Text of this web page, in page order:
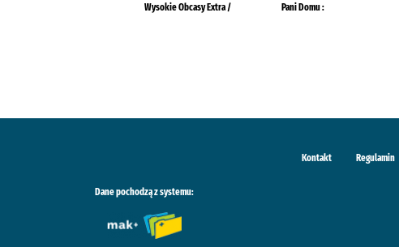
Wysokie Obcasy Extra / Pani Domu :
Kontakt Regulamin
Dane pochodzą z systemu: